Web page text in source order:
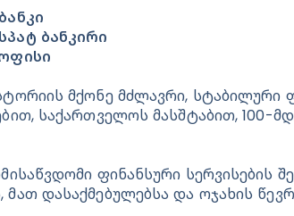
ბანკირი
მქონე მძლავრი, სტაბილური
საქართველოს მასშტაბით, 100-
ფინანსური სერვისების
დასაქმებულებსა და ოჯახის